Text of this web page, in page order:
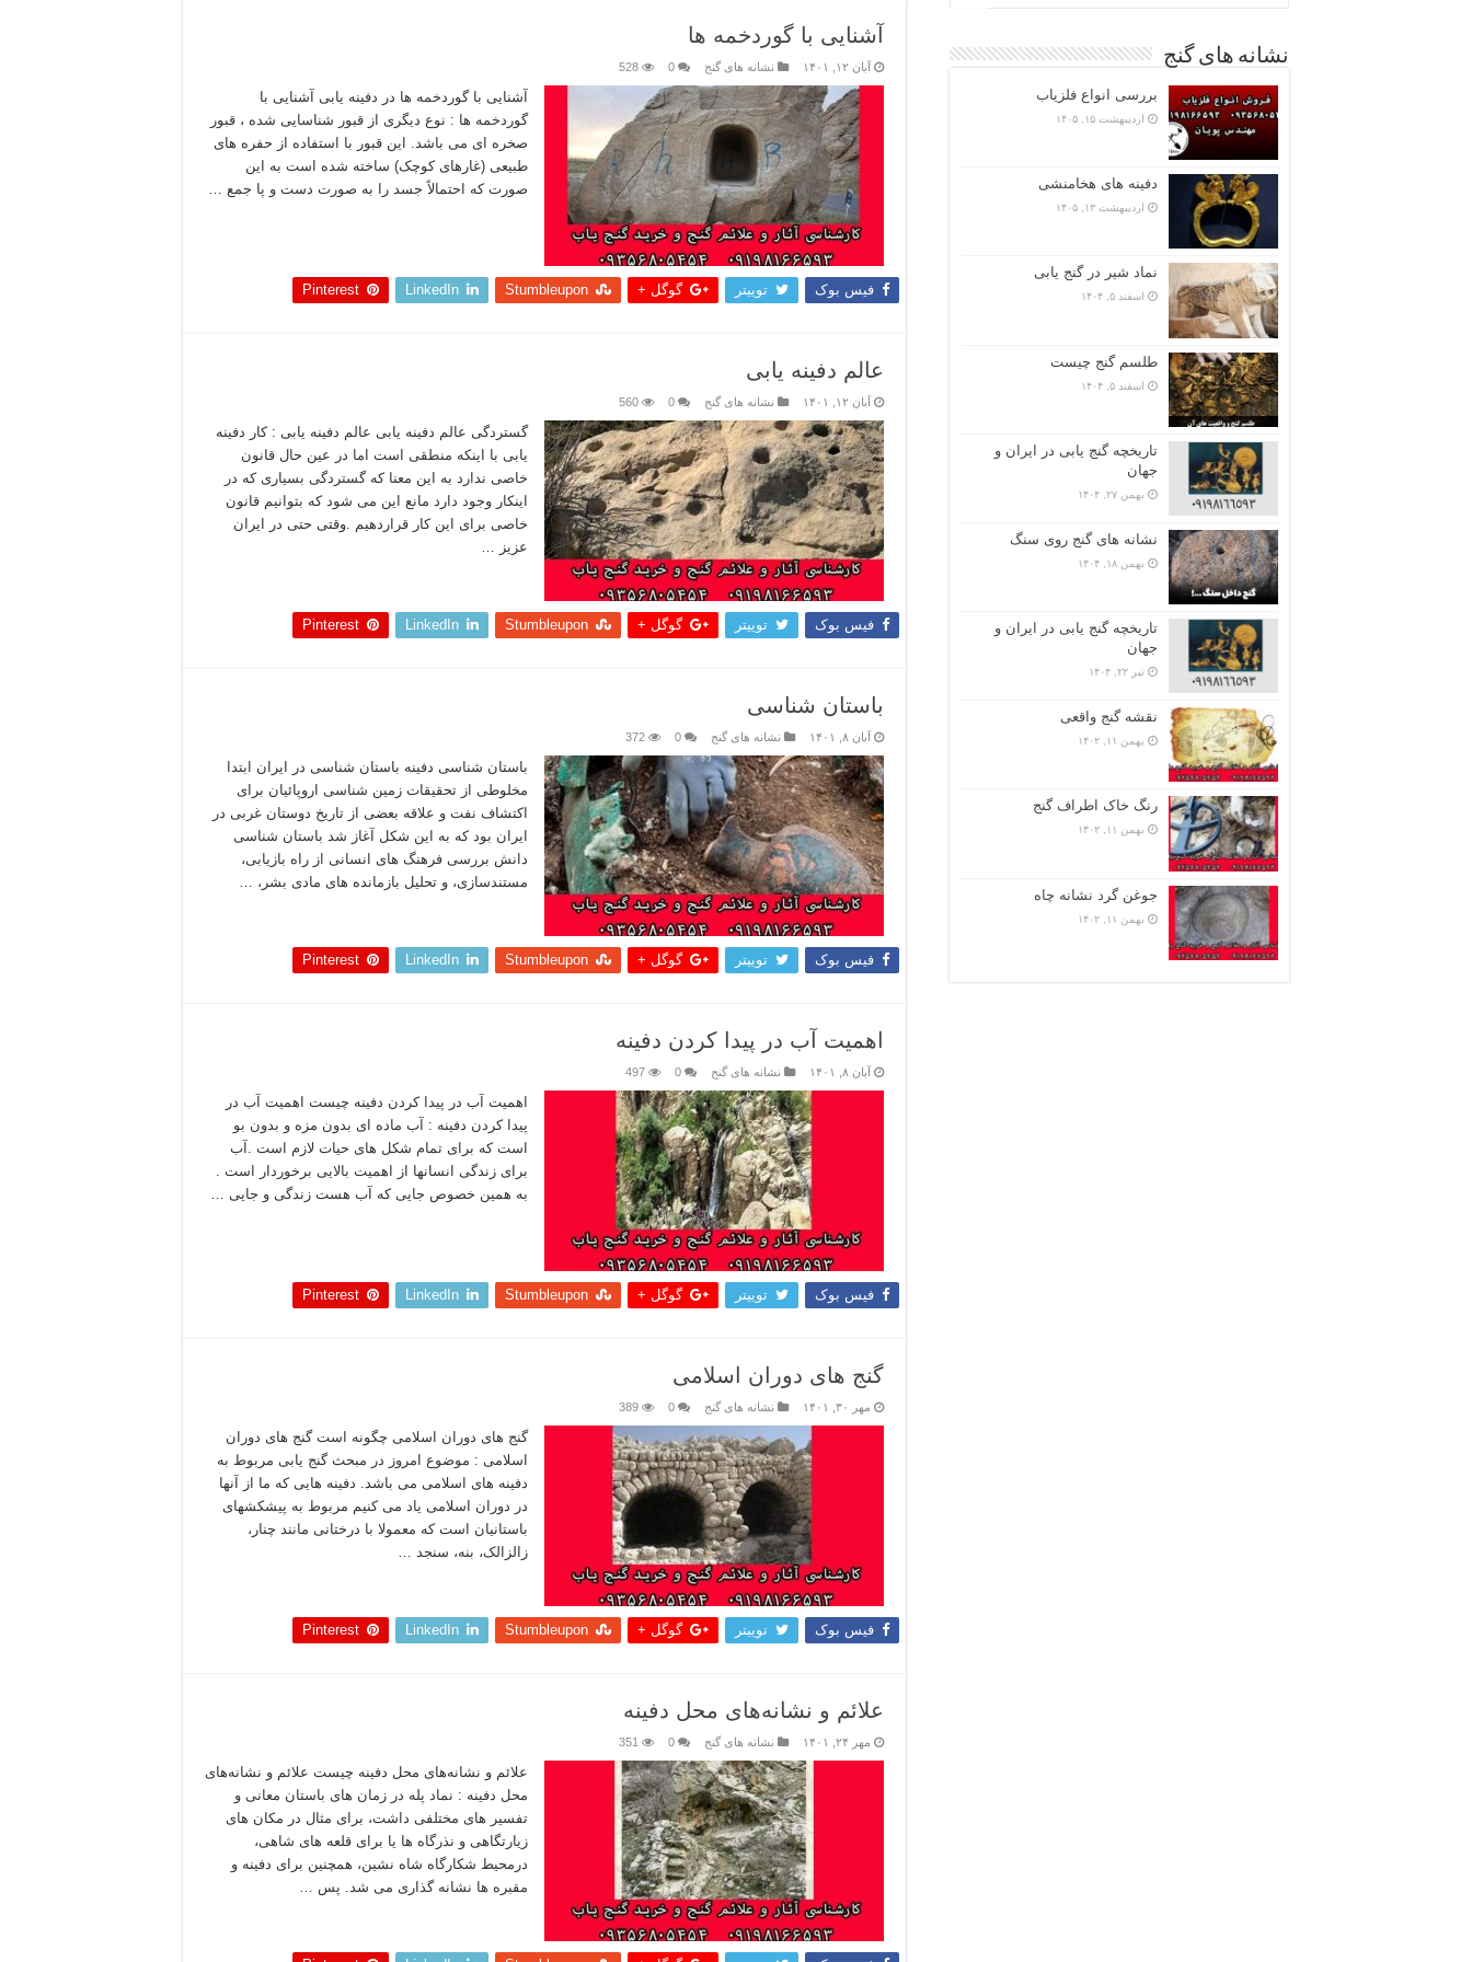
آشنایی با گوردخمه ها
آبان ۱۲, ۱۴۰۱ نشانه های گنج 0
528
آشنایی با گوردخمه ها در دفینه یابی آشنایی با
گوردخمه ها : نوع دیگری از قبور شناسایی شده ، قبور
صخره ای می باشد. این قبور با استفاده از حفره های
طبیعی (غارهای کوچک) ساخته شده است به این
صورت که احتمالاً جسد را به صورت دست و پا جمع …
فیس بوک توییتر گوگل + Stumbleupon
LinkedIn
Pinterest
عالم دفینه یابی
آبان ۱۲, ۱۴۰۱ نشانه های گنج 0
560
گستردگی عالم دفینه یابی عالم دفینه یابی : کار دفینه
یابی با اینکه منطقی است اما در عین حال قانون
خاصی ندارد به این معنا که گستردگی بسیاری که در
اینکار وجود دارد مانع این می شود که بتوانیم قانون
خاصی برای این کار قراردهیم .وقتی حتی در ایران
عزیز …
فیس بوک توییتر گوگل + Stumbleupon
LinkedIn
Pinterest
باستان شناسی
آبان ۸, ۱۴۰۱ نشانه های گنج 0
372
باستان شناسی دفینه باستان شناسی در ایران ابتدا
مخلوطی از تحقیقات زمین شناسی اروپائیان برای
اکتشاف نفت و علاقه بعضی از تاریخ دوستان غربی در
ایران بود که به این شکل آغاز شد باستان شناسی
دانش بررسی فرهنگ های انسانی از راه بازیابی،
مستندسازی، و تحلیل بازمانده های مادی بشر، …
فیس بوک توییتر گوگل + Stumbleupon
LinkedIn
Pinterest
اهمیت آب در پیدا کردن دفینه
آبان ۸, ۱۴۰۱ نشانه های گنج 0
497
اهمیت آب در پیدا کردن دفینه چیست اهمیت آب در
پیدا کردن دفینه : آب ماده ای بدون مزه و بدون بو
است که برای تمام شکل های حیات لازم است .آب
برای زندگی انسانها از اهمیت بالایی برخوردار است .
به همین خصوص جایی که آب هست زندگی و جایی …
فیس بوک توییتر گوگل + Stumbleupon
LinkedIn
Pinterest
گنج های دوران اسلامی
مهر ۳۰, ۱۴۰۱ نشانه های گنج 0
389
گنج های دوران اسلامی چگونه است گنج های دوران
اسلامی : موضوع امروز در مبحث گنج یابی مربوط به
دفینه های اسلامی می باشد. دفینه هایی که ما از آنها
در دوران اسلامی یاد می کنیم مربوط به پیشکشهای
باستانیان است که معمولا با درختانی مانند چنار،
زالزالک، بنه، سنجد …
فیس بوک توییتر گوگل + Stumbleupon
LinkedIn
Pinterest
علائم و نشانه‌های محل دفینه
مهر ۲۴, ۱۴۰۱ نشانه های گنج 0
351
علائم و نشانه‌های محل دفینه چیست علائم و نشانه‌های
محل دفینه : نماد پله در زمان های باستان معانی و
تفسیر های مختلفی داشت، برای مثال در مکان های
زیارتگاهی و نذرگاه ها یا برای قلعه های شاهی،
درمحیط شکارگاه شاه نشین، همچنین برای دفینه و
مقبره ها نشانه گذاری می شد. پس …
نشانه های گنج
بررسی انواع فلزیاب
اردیبهشت ۱۵, ۱۴۰۵
دفینه های هخامنشی
اردیبهشت ۱۳, ۱۴۰۵
نماد شیر در گنج یابی
اسفند ۵, ۱۴۰۴
طلسم گنج چیست
اسفند ۵, ۱۴۰۴
تاریخچه گنج‌ یابی در ایران و
جهان
بهمن ۲۷, ۱۴۰۴
نشانه های گنج روی سنگ
بهمن ۱۸, ۱۴۰۴
تاریخچه گنج‌ یابی در ایران و
جهان
تیر ۲۲, ۱۴۰۴
نقشه گنج واقعی
بهمن ۱۱, ۱۴۰۲
رنگ خاک اطراف گنج
بهمن ۱۱, ۱۴۰۲
جوغن گرد نشانه چاه
بهمن ۱۱, ۱۴۰۲